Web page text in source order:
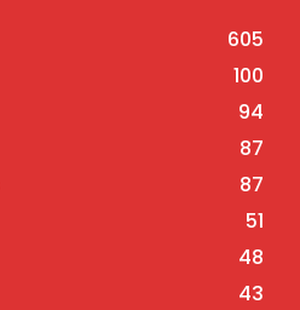
605
100
94
87
87
51
48
43